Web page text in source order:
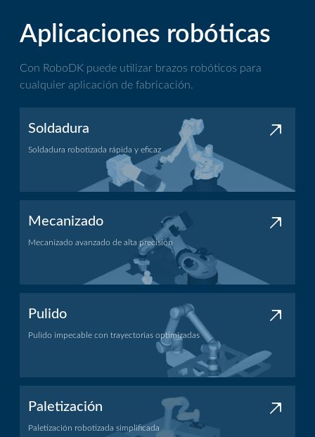
Aplicaciones robóticas
Con RoboDK puede utilizar brazos robóticos para
cualquier aplicación de fabricación.
Soldadura
Soldadura robotizada rápida y eficaz
Aplicación de soldadura
Mecanizado
Mecanizado avanzado de alta precisión
Aplicación de mecanizado
Pulido
Pulido impecable con trayectorias optimizadas
Paletización
Paletización robotizada simplificada